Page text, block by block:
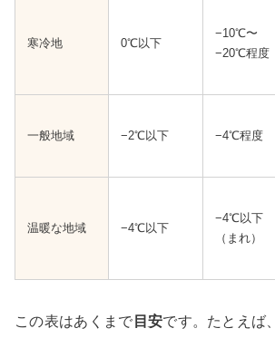
寒冷地 0℃以下
−10℃〜
−20℃程度
一般地域 −2℃以下 −4℃程度
温暖な地域 −4℃以下
−4℃以下
（まれ）
この表はあくまで 目安です。たとえば、